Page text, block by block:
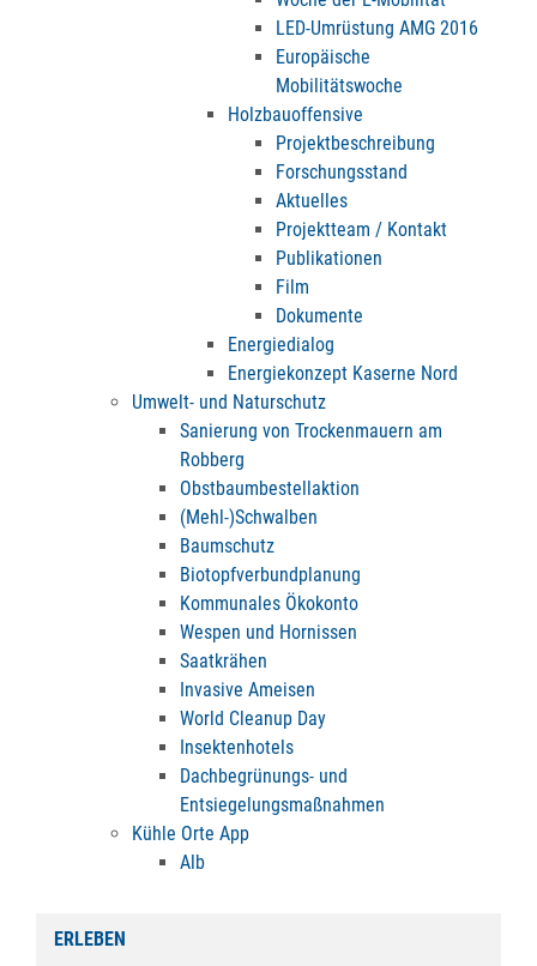
LED-Umrüstung AMG 2016
Europäische
Mobilitätswoche
Holzbauoffensive
Projektbeschreibung
Forschungsstand
Aktuelles
Projektteam / Kontakt
Publikationen
Film
Dokumente
Energiedialog
Energiekonzept Kaserne Nord
Umwelt- und Naturschutz
Sanierung von Trockenmauern am
Robberg
Obstbaumbestellaktion
(Mehl-)Schwalben
Baumschutz
Biotopfverbundplanung
Kommunales Ökokonto
Wespen und Hornissen
Saatkrähen
Invasive Ameisen
World Cleanup Day
Insektenhotels
Dachbegrünungs- und
Entsiegelungsmaßnahmen
Kühle Orte App
Alb
ERLEBEN